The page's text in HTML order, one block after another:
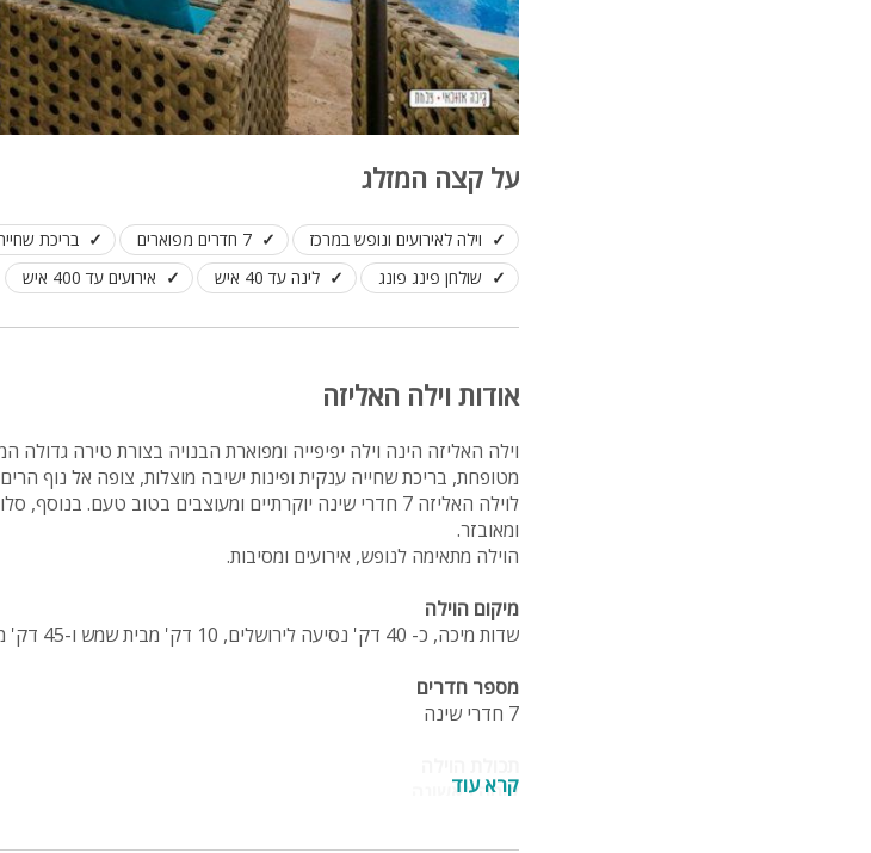
על קצה המזלג
וילה לאירועים ונופש במרכז 7 חדרים מפוארים בריכת שחייה
שולחן פינג פונג
לינה עד 40 איש אירועים עד 400 איש
אודות וילה האליזה
מטופחת, בריכת שחייה ענקית ופינות ישיבה מוצלות, צופה אל נוף
לוילה האליזה 7 חדרי שינה יוקרתיים ומעוצבים בטוב טעם.
ומאובזר.
הוילה מתאימה לנופש, אירועים ומסיבות.
מיקום הוילה
שדות מיכה, כ- 40 דק' נסיעה לירושלים, 10 דק' מבית שמש ו-45 דק' מתל אביב
מספר חדרים
7 חדרי שינה
קומה ראשונה
חדר רחצה מאובזר ויוקרתי
קרא עוד